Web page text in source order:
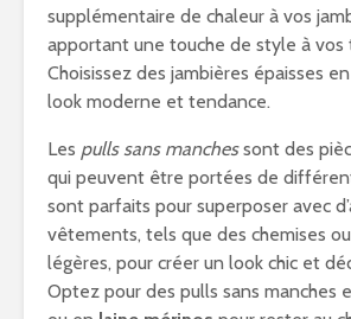
supplémentaire de chaleur à vos
apportant une touche de style à vos
Choisissez des jambières épaisses
look moderne et tendance.
Les pulls sans manchessont des
qui peuvent être portées de
sont parfaits pour superposer avec
vêtements, tels que des chemises
légères, pour créer un look chic et
Optez pour des pulls sans manches